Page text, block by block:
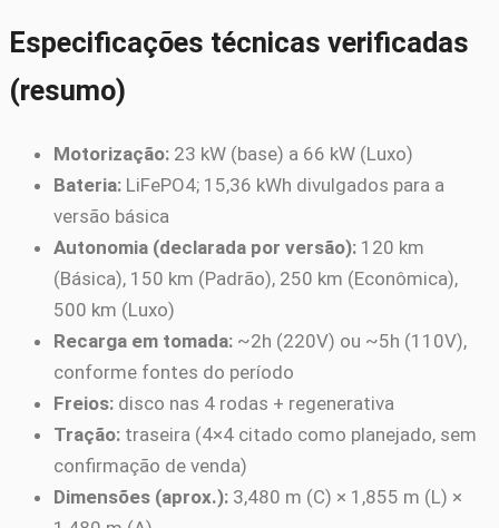
Especificações técnicas verificadas
(resumo)
Motorização: 23 kW (base) a 66 kW (Luxo)
Bateria: LiFePO4; 15,36 kWh divulgados para a
versão básica
Autonomia (declarada por versão): 120 km
(Básica), 150 km (Padrão), 250 km (Econômica),
500 km (Luxo)
Recarga em tomada: ~2h (220V) ou ~5h (110V),
conforme fontes do período
Freios: disco nas 4 rodas + regenerativa
Tração: traseira (4×4 citado como planejado, sem
confirmação de venda)
Dimensões (aprox.): 3,480 m (C) × 1,855 m (L) ×